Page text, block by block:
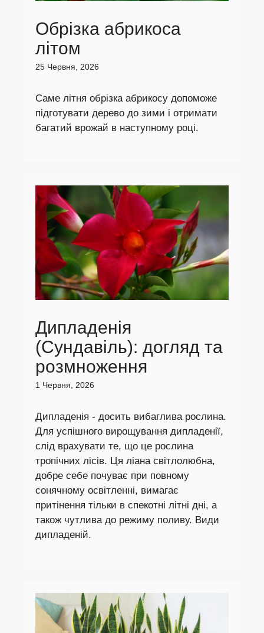
Обрізка абрикоса
літом
25 Червня, 2026
Саме літня обрізка абрикосу допоможе
підготувати дерево до зими і отримати
багатий врожай в наступному році.
Дипладенія
(Сундавіль): догляд та
розмноження
1 Червня, 2026
Дипладенія - досить вибаглива рослина.
Для успішного вирощування дипладенії,
слід врахувати те, що це рослина
тропічних лісів. Ця ліана світлолюбна,
добре себе почуває при повному
сонячному освітленні, вимагає
притінення тільки в спекотні літні дні, а
також чутлива до режиму поливу. Види
дипладеній.